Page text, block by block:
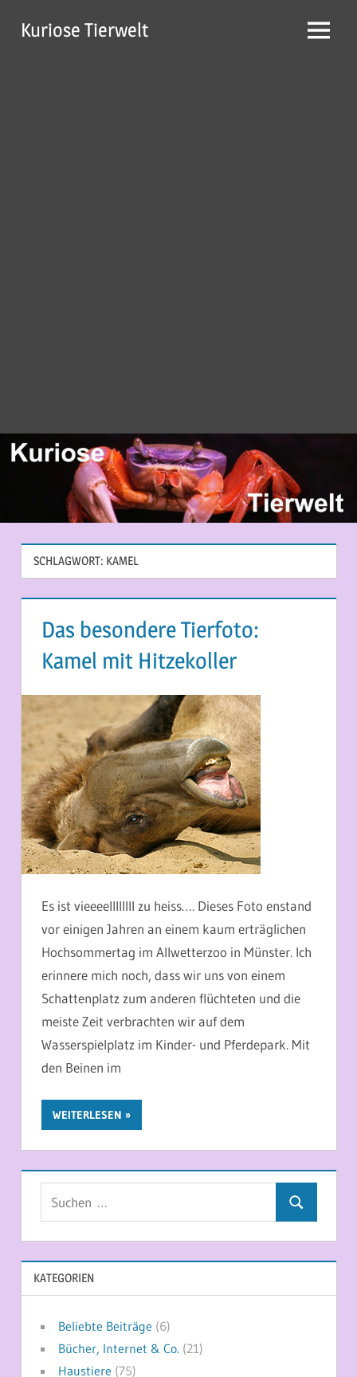
InhaltKuriose Tierwelt Menü
SCHLAGWORT: KAMEL
Das besondere Tierfoto:
Kamel mit Hitzekoller
Es ist vieeeellllllll zu heiss…. Dieses Foto enstand
vor einigen Jahren an einem kaum erträglichen
Hochsommertag im Allwetterzoo in Münster. Ich
erinnere mich noch, dass wir uns von einem
Schattenplatz zum anderen flüchteten und die
meiste Zeit verbrachten wir auf dem
Wasserspielplatz im Kinder- und Pferdepark. Mit
den Beinen im
WEITERLESEN
Suchen
KATEGORIEN
Beliebte Beiträge (6)
Bücher, Internet & Co. (21)
Haustiere (75)